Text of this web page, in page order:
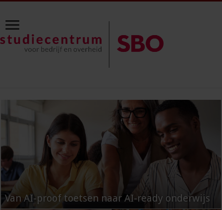
Van AI-proof toetsen naar AI-ready onderwijs